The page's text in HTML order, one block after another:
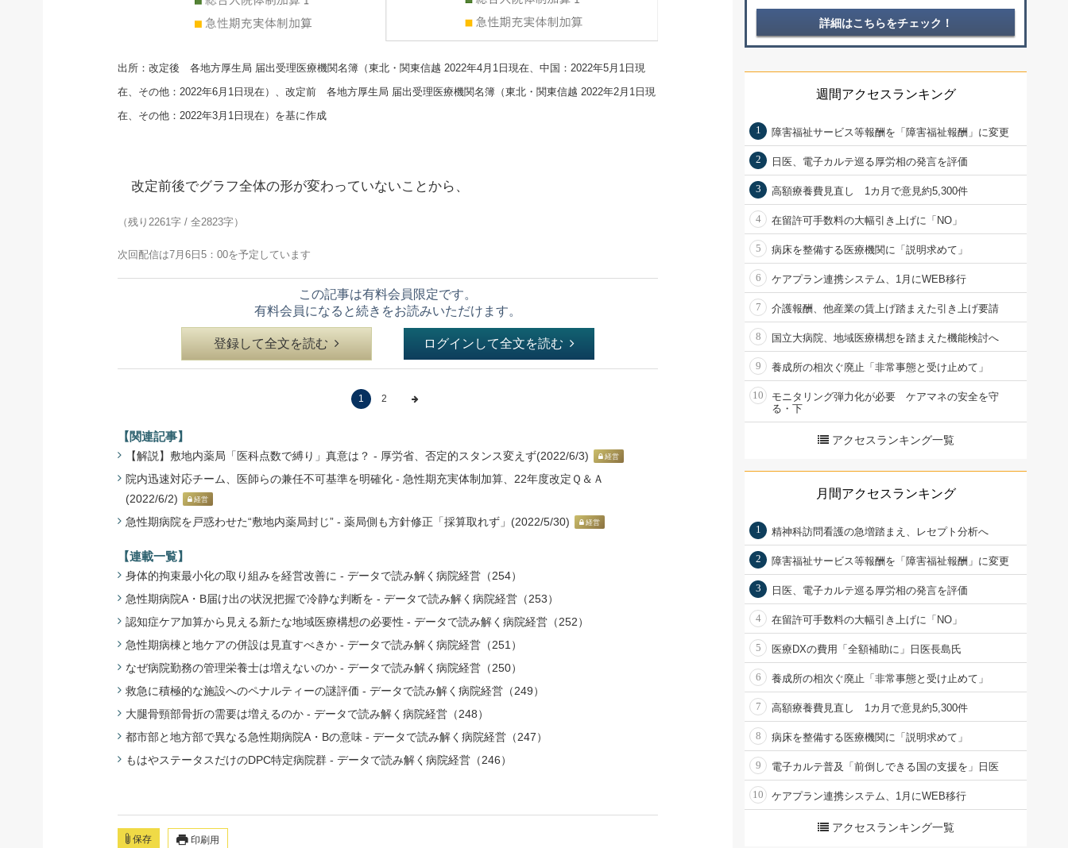
出所：改定後 各地方厚生局 届出受理医療機関名簿（東北・関東信越 2022年4月1日現在、中国：2022年5月1日現
在、その他：2022年6月1日現在）、改定前 各地方厚生局 届出受理医療機関名簿（東北・関東信越 2022年2月1日現
在、その他：2022年3月1日現在）を基に作成
改定前後でグラフ全体の形が変わっていないことから、
（残り2261字 / 全2823字）
次回配信は7月6日5：00を予定しています
この記事は有料会員限定です。
有料会員になると続きをお読みいただけます。
登録して全文を読む ログインして全文を読む
1 2
【関連記事】
【解説】敷地内薬局「医科点数で縛り」真意は？ - 厚労省、否定的スタンス変えず(2022/6/3) 経営
院内迅速対応チーム、医師らの兼任不可基準を明確化 - 急性期充実体制加算、22年度改定Ｑ＆Ａ
(2022/6/2)
経営
急性期病院を戸惑わせた“敷地内薬局封じ” - 薬局側も方針修正「採算取れず」(2022/5/30) 経営
【連載一覧】
身体的拘束最小化の取り組みを経営改善に - データで読み解く病院経営（254）
急性期病院A・B届け出の状況把握で冷静な判断を - データで読み解く病院経営（253）
認知症ケア加算から見える新たな地域医療構想の必要性 - データで読み解く病院経営（252）
急性期病棟と地ケアの併設は見直すべきか - データで読み解く病院経営（251）
なぜ病院勤務の管理栄養士は増えないのか - データで読み解く病院経営（250）
救急に積極的な施設へのペナルティーの謎評価 - データで読み解く病院経営（249）
大腿骨頸部骨折の需要は増えるのか - データで読み解く病院経営（248）
都市部と地方部で異なる急性期病院A・Bの意味 - データで読み解く病院経営（247）
もはやステータスだけのDPC特定病院群 - データで読み解く病院経営（246）
保存 印刷用
詳細はこちらをチェック！
週間アクセスランキング
1 障害福祉サービス等報酬を「障害福祉報酬」に変更
2 日医、電子カルテ巡る厚労相の発言を評価
3 高額療養費見直し 1カ月で意見約5,300件
4 在留許可手数料の大幅引き上げに「NO」
5 病床を整備する医療機関に「説明求めて」
6 ケアプラン連携システム、1月にWEB移行
7 介護報酬、他産業の賃上げ踏まえた引き上げ要請
8 国立大病院、地域医療構想を踏まえた機能検討へ
9 養成所の相次ぐ廃止「非常事態と受け止めて」
10
モニタリング弾力化が必要 ケアマネの安全を守
る・下
アクセスランキング一覧
月間アクセスランキング
1 精神科訪問看護の急増踏まえ、レセプト分析へ
2 障害福祉サービス等報酬を「障害福祉報酬」に変更
3 日医、電子カルテ巡る厚労相の発言を評価
4 在留許可手数料の大幅引き上げに「NO」
5 医療DXの費用「全額補助に」日医長島氏
6 養成所の相次ぐ廃止「非常事態と受け止めて」
7 高額療養費見直し 1カ月で意見約5,300件
8 病床を整備する医療機関に「説明求めて」
9 電子カルテ普及「前倒しできる国の支援を」日医
10 ケアプラン連携システム、1月にWEB移行
アクセスランキング一覧